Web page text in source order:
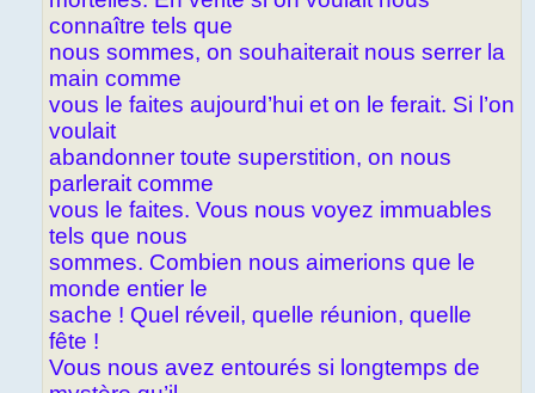
connaître tels que
nous sommes, on souhaiterait nous serrer la
main comme
vous le faites aujourd’hui et on le ferait. Si l’on
voulait
abandonner toute superstition, on nous
parlerait comme
vous le faites. Vous nous voyez immuables
tels que nous
sommes. Combien nous aimerions que le
monde entier le
sache ! Quel réveil, quelle réunion, quelle
fête !
Vous nous avez entourés si longtemps de